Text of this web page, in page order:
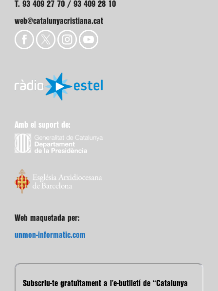
T. 93 409 27 70 / 93 409 28 10
web@catalunyacristiana.cat
Amb el suport de:
Web maquetada per:
unmon-informatic.com
Subscriu-te gratuïtament a l’e-butlletí de “Catalunya